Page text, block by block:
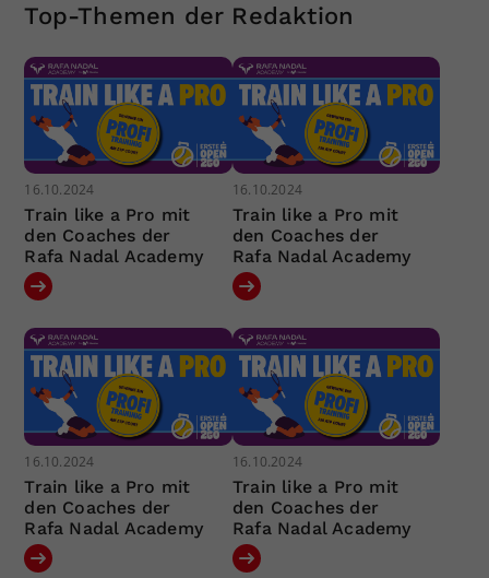
Top-Themen der Redaktion
16.10.2024
Train like a Pro mit
den Coaches der
Rafa Nadal Academy
16.10.2024
Train like a Pro mit
den Coaches der
Rafa Nadal Academy
16.10.2024
Train like a Pro mit
den Coaches der
Rafa Nadal Academy
16.10.2024
Train like a Pro mit
den Coaches der
Rafa Nadal Academy